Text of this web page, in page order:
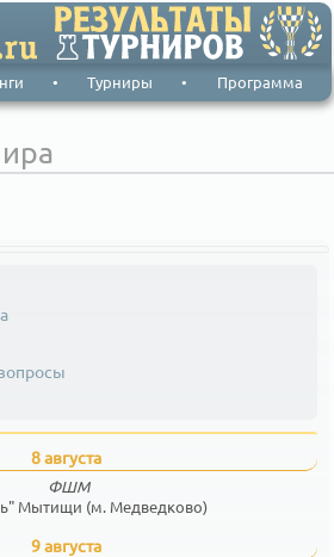
• Турниры • Программа
8 августа
ФШМ
Мытищи (м. Медведково)
9 августа